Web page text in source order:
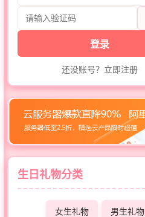
登录
还没账号？立即注册
生日礼物分类
女生礼物 男生礼物